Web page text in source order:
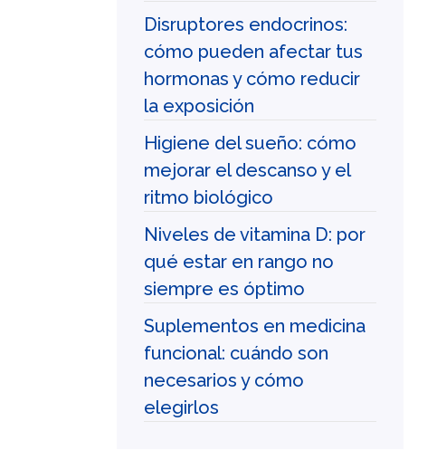
Disruptores endocrinos:
cómo pueden afectar tus
hormonas y cómo reducir
la exposición
Higiene del sueño: cómo
mejorar el descanso y el
ritmo biológico
Niveles de vitamina D: por
qué estar en rango no
siempre es óptimo
Suplementos en medicina
funcional: cuándo son
necesarios y cómo
elegirlos